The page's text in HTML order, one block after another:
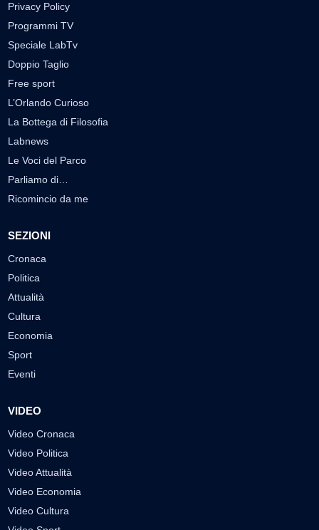
Privacy Policy
Programmi TV
Speciale LabTv
Doppio Taglio
Free sport
L’Orlando Curioso
La Bottega di Filosofia
Labnews
Le Voci del Parco
Parliamo di…
Ricomincio da me
SEZIONI
Cronaca
Politica
Attualità
Cultura
Economia
Sport
Eventi
VIDEO
Video Cronaca
Video Politica
Video Attualità
Video Economia
Video Cultura